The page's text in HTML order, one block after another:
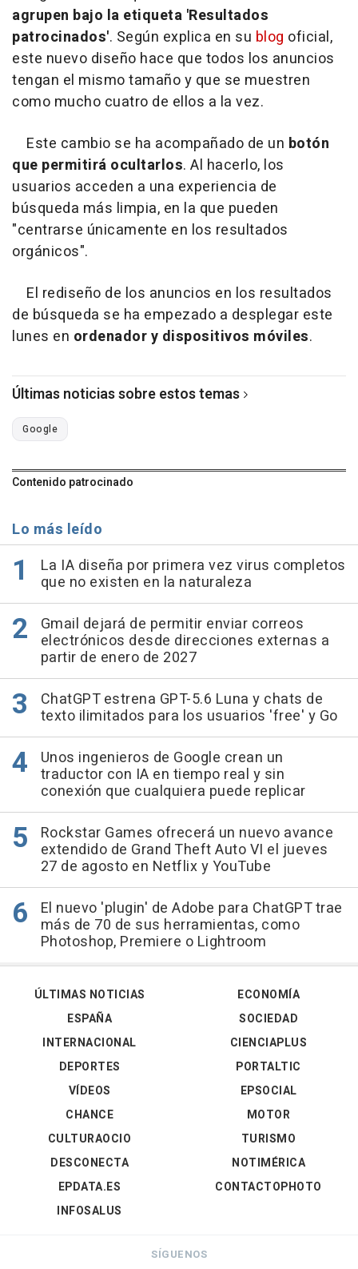
agrupen bajo la etiqueta 'Resultados
patrocinados'. Según explica en su blog oficial,
este nuevo diseño hace que todos los anuncios
tengan el mismo tamaño y que se muestren
como mucho cuatro de ellos a la vez.
Este cambio se ha acompañado de un botón
que permitirá ocultarlos. Al hacerlo, los
usuarios acceden a una experiencia de
búsqueda más limpia, en la que pueden
"centrarse únicamente en los resultados
orgánicos".
El rediseño de los anuncios en los resultados
de búsqueda se ha empezado a desplegar este
lunes en ordenador y dispositivos móviles.
Últimas noticias sobre estos temas
Google
Contenido patrocinado
Lo más leído
La IA diseña por primera vez virus completos
que no existen en la naturaleza
Gmail dejará de permitir enviar correos
electrónicos desde direcciones externas a
partir de enero de 2027
ChatGPT estrena GPT-5.6 Luna y chats de
texto ilimitados para los usuarios 'free' y Go
Unos ingenieros de Google crean un
traductor con IA en tiempo real y sin
conexión que cualquiera puede replicar
Rockstar Games ofrecerá un nuevo avance
extendido de Grand Theft Auto VI el jueves
27 de agosto en Netflix y YouTube
El nuevo 'plugin' de Adobe para ChatGPT trae
más de 70 de sus herramientas, como
Photoshop, Premiere o Lightroom
ÚLTIMAS NOTICIAS
ESPAÑA
INTERNACIONAL
DEPORTES
VÍDEOS
ECONOMÍA
SOCIEDAD
CIENCIAPLUS
PORTALTIC
EPSOCIAL
CHANCE
CULTURAOCIO
DESCONECTA
EPDATA.ES
INFOSALUS
MOTOR
TURISMO
NOTIMÉRICA
CONTACTOPHOTO
SÍGUENOS